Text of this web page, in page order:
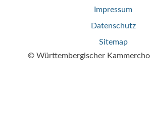
Impressum
Datenschutz
Sitemap
© Württembergischer